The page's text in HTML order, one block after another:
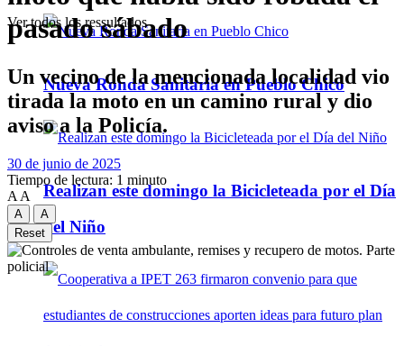
Nueva Ronda Sanitaria en Pueblo Chico
Realizan este domingo la Bicicleteada por el Día
del Niño
Ver todos los ressultados
pasado sábado
Un vecino de la mencionada localidad vio
tirada la moto en un camino rural y dio
aviso a la Policía.
30 de junio de 2025
Tiempo de lectura: 1 minuto
A A
A
A
Reset